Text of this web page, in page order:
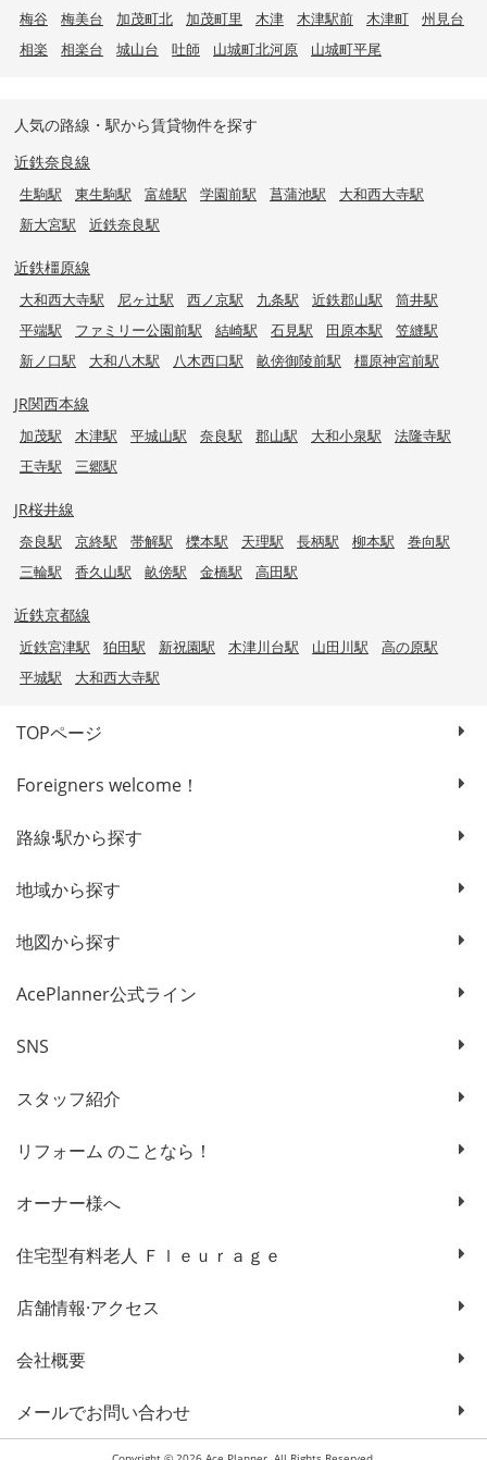
梅谷 梅美台 加茂町北 加茂町里 木津 木津駅前 木津町
州見台
相楽
相楽台 城山台 吐師 山城町北河原 山城町平尾
人気の路線・駅から賃貸物件を探す
近鉄奈良線
生駒駅 東生駒駅 富雄駅 学園前駅 菖蒲池駅
大和西大寺駅
新大宮駅
近鉄奈良駅
近鉄橿原線
大和西大寺駅 尼ヶ辻駅 西ノ京駅 九条駅 近鉄郡山駅
筒井駅
平端駅
ファミリー公園前駅 結崎駅 石見駅 田原本駅
笠縫駅
新ノ口駅
大和八木駅 八木西口駅 畝傍御陵前駅 橿原神宮前駅
JR関西本線
加茂駅 木津駅 平城山駅 奈良駅 郡山駅 大和小泉駅
法隆寺駅
王寺駅
三郷駅
JR桜井線
奈良駅 京終駅 帯解駅 櫟本駅 天理駅 長柄駅 柳本駅
巻向駅
三輪駅
香久山駅 畝傍駅 金橋駅 高田駅
近鉄京都線
近鉄宮津駅 狛田駅 新祝園駅 木津川台駅 山田川駅
高の原駅
平城駅
大和西大寺駅
TOPページ
Foreigners welcome！
路線·駅から探す
地域から探す
地図から探す
AcePlanner公式ライン
SNS
スタッフ紹介
リフォーム のことなら！
オーナー様へ
住宅型有料老人 Ｆｌｅｕｒａｇｅ
店舗情報·アクセス
会社概要
メールでお問い合わせ